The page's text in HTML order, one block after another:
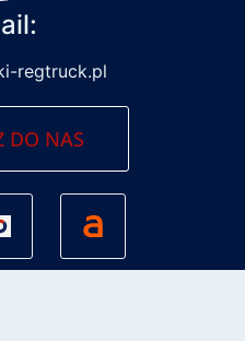
regtruck.pl
DO NAS